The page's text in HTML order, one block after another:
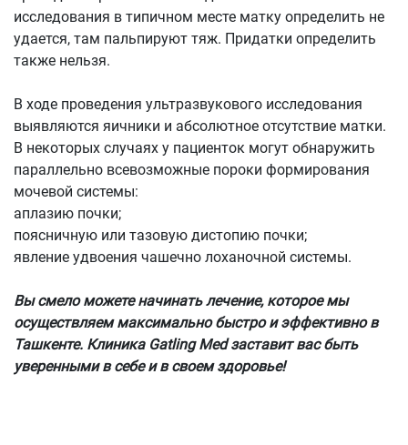
исследования в типичном месте матку определить не
удается, там пальпируют тяж. Придатки определить
также нельзя.
В ходе проведения ультразвукового исследования
выявляются яичники и абсолютное отсутствие матки.
В некоторых случаях у пациенток могут обнаружить
параллельно всевозможные пороки формирования
мочевой системы:
аплазию почки;
поясничную или тазовую дистопию почки;
явление удвоения чашечно лоханочной системы.
Вы смело можете начинать лечение, которое мы
осуществляем максимально быстро и эффективно в
Ташкенте. Клиника Gatling Med заставит вас быть
уверенными в себе и в своем здоровье!